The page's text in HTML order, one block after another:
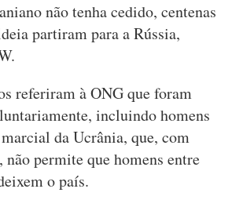
não tenha cedido, centenas
partiram para a Rússia,
referiram à ONG que foram
incluindo homens
da Ucrânia, que, com
não permite que homens entre
o país.